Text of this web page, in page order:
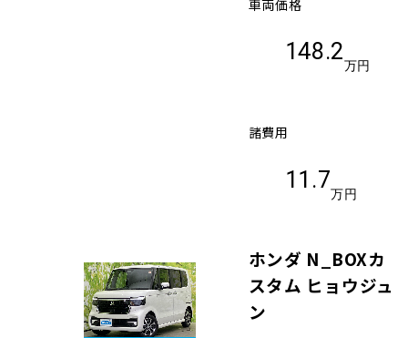
車両価格
148.2
万円
諸費用
11.7
万円
ホンダ N_BOXカ
スタム ヒョウジュ
ン